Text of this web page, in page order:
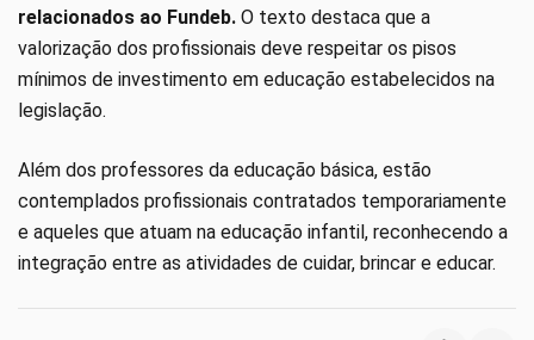
relacionados ao Fundeb. O texto destaca que a
valorização dos profissionais deve respeitar os pisos
mínimos de investimento em educação estabelecidos na
legislação.
Além dos professores da educação básica, estão
contemplados profissionais contratados temporariamente
e aqueles que atuam na educação infantil, reconhecendo a
integração entre as atividades de cuidar, brincar e educar.